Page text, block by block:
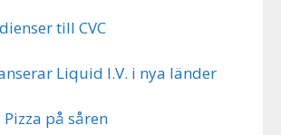
till CVC
Liquid I.V. i nya länder
på såren